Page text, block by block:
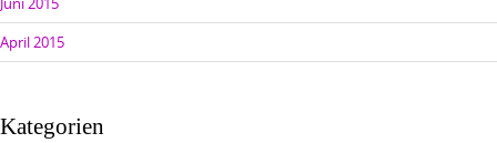
April 2015
Kategorien